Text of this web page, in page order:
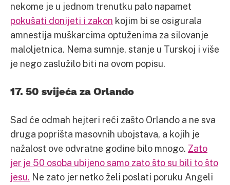
nekome je u jednom trenutku palo napamet
pokušati donijeti i zakon kojim bi se osigurala
amnestija muškarcima optuženima za silovanje
maloljetnica. Nema sumnje, stanje u Turskoj i više
je nego zaslužilo biti na ovom popisu.
17. 50 svijeća za Orlando
Sad će odmah hejteri reći zašto Orlando a ne sva
druga poprišta masovnih ubojstava, a kojih je
nažalost ove odvratne godine bilo mnogo. Zato
jer je 50 osoba ubijeno samo zato što su bili to što
jesu. Ne zato jer netko želi poslati poruku Angeli